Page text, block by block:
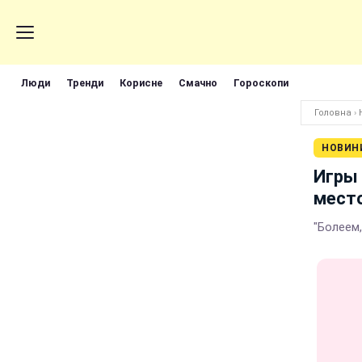
Люди Тренди Корисне Смачно Гороскопи
Головна ›
Игры